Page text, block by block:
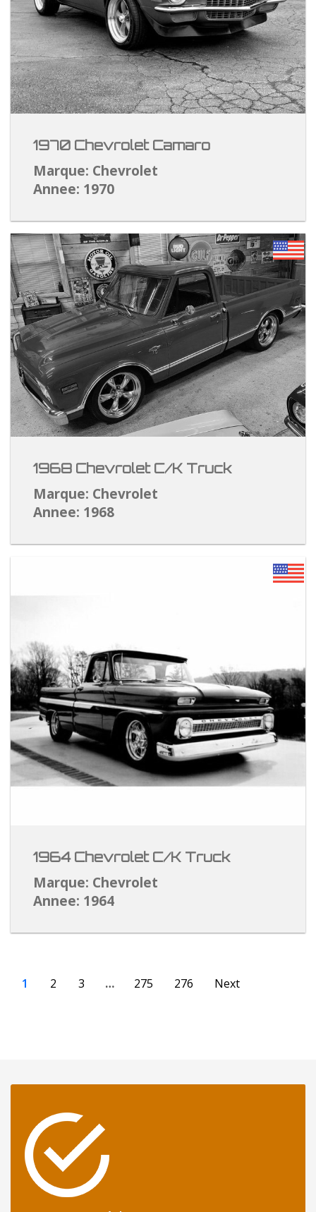
1970 Chevrolet Camaro
Marque: Chevrolet
Annee: 1970
1968 Chevrolet C/K Truck
Marque: Chevrolet
Annee: 1968
1964 Chevrolet C/K Truck
Marque: Chevrolet
Annee: 1964
1 2 3 … 275 276 Next